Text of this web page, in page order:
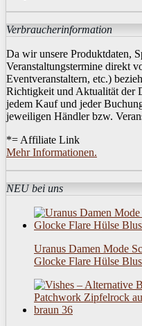
Verbraucherinformation
Da wir unsere Produktdaten,
Veranstaltungstermine direkt
Eventveranstaltern, etc.)
Richtigkeit und Aktualität der
jedem Kauf und jeder
jeweiligen Händler bzw.
*= Affiliate Link
Mehr Informationen.
NEU bei uns
Uranus Damen Mode
Glocke Flare Hülse